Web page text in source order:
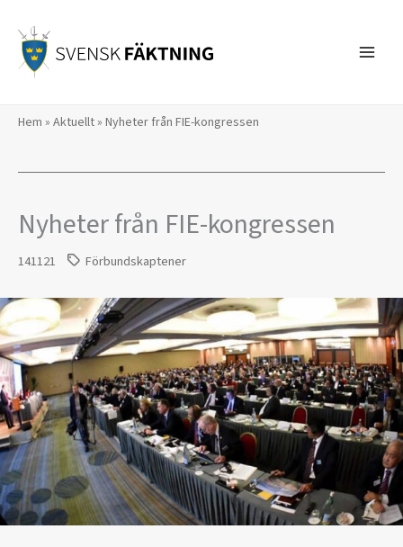
innehåll
Hem » Aktuellt» Nyheter från FIE-kongressen
Nyheter från FIE-kongressen
141121 Förbundskaptener